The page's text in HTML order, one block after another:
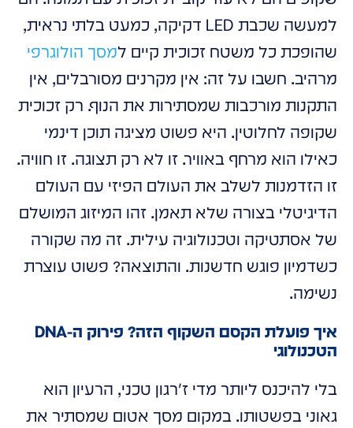
למעשה שכבת LED דקיקה, כמעט בלתי נראית,
שהופכת כל משטח זכוכית קיים למסך הולוגרפי
מרהיב. חשבו על זה: אין מקרנים מסורבלים, אין
התקנות מורכבות שמסתירות את הנוף. רק זכוכית
שקופה לחלוטין. היא פשוט מציגה תוכן דינמי
כאילו הוא מרחף באוויר. זו לא רק תצוגה. זו חוויה.
זו הזדמנות לשלב את העולם הפיזי עם העולם
הדיגיטלי בצורה שלא תאמן. זהו המיזוג המושלם
של אסתטיקה וטכנולוגיה עילית. זה מה שקורה
כשדמיון פוגש חדשנות. והתוצאה? פשוט עוצרת
נשימה.
איך פועלת הקסם השקוף הזה? פירוק ה-DNA
הטכנולוגי
בלי להיכנס ליותר מדי ז'רגון טכני, הרעיון הוא
גאוני בפשטותו. במקום מסך אטום שמסתיר את